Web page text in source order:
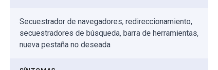
Secuestrador de navegadores, redireccionamiento,
secuestradores de búsqueda, barra de herramientas,
nueva pestaña no deseada